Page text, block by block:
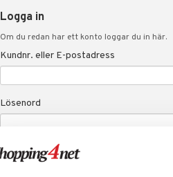
Logga in
Om du redan har ett konto loggar du in här.
Kundnr. eller E-postadress
Lösenord